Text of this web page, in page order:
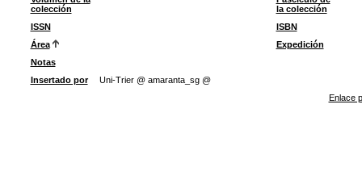
colección
la colección
ISSN
ISBN
Área
Expedición
Notas
Insertado por
Uni-Trier @ amaranta_sg @
Enlace